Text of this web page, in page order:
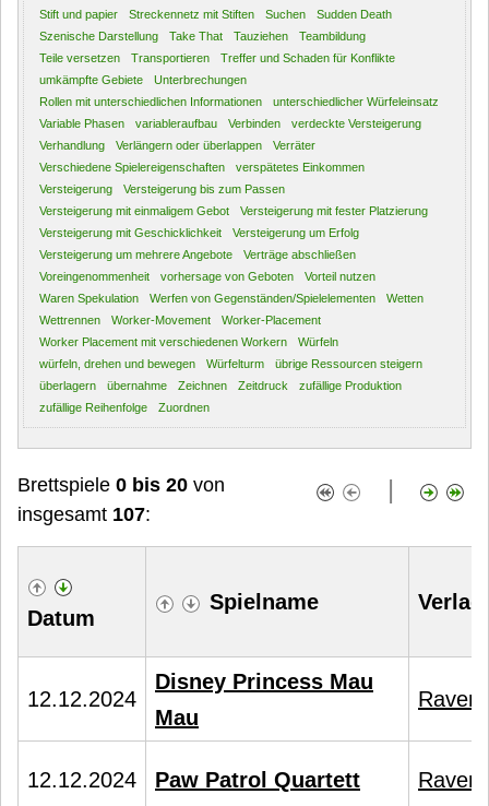
Stift und papier
Streckennetz mit Stiften Suchen
Sudden Death
Szenische Darstellung
Take That Tauziehen
Teambildung
Teile versetzen
Transportieren
Treffer und Schaden für Konflikte
umkämpfte Gebiete
Unterbrechungen
Rollen mit unterschiedlichen Informationen
unterschiedlicher Würfeleinsatz
Variable Phasen
variableraufbau Verbinden
verdeckte Versteigerung
Verhandlung
Verlängern oder überlappen
Verräter
Verschiedene Spielereigenschaften
verspätetes Einkommen
Versteigerung
Versteigerung bis zum Passen
Versteigerung mit einmaligem Gebot
Versteigerung mit fester Platzierung
Versteigerung mit Geschicklichkeit
Versteigerung um Erfolg
Versteigerung um mehrere Angebote
Verträge abschließen
Voreingenommenheit
vorhersage von Geboten
Vorteil nutzen
Waren Spekulation
Werfen von Gegenständen/Spielelementen
Wetten
Wettrennen
Worker-Movement
Worker-Placement
Worker Placement mit verschiedenen Workern
Würfeln
würfeln, drehen und bewegen
Würfelturm
übrige Ressourcen steigern
überlagern
übernahme Zeichnen Zeitdruck
zufällige Produktion
zufällige Reihenfolge
Zuordnen
|
Brettspiele 0 bis 20 von
insgesamt 107:
Datum
Spielname
12.12.2024
Disney Princess Mau
Mau
12.12.2024 Paw Patrol Quartett